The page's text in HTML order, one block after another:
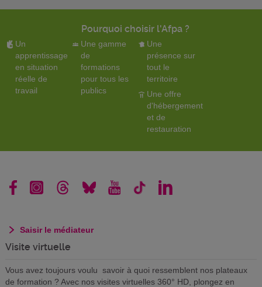
Pourquoi choisir l'Afpa ?
Un
apprentissage
en situation
réelle de
travail
Une gamme
de
formations
pour tous les
publics
Une
présence sur
tout le
territoire
Une offre
d'hébergement
et de
restauration
Saisir le médiateur
Visite virtuelle
Vous avez toujours voulu savoir à quoi ressemblent nos plateaux
de formation ? Avec nos visites virtuelles 360° HD, plongez en